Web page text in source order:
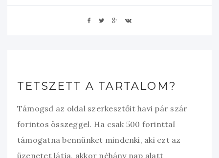
TETSZETT A TARTALOM?
Támogsd az oldal szerkesztőit havi pár szár
forintos összeggel. Ha csak 500 forinttal
támogatna bennünket mindenki, aki ezt az
üzenetet látja, akkor néhány nap alatt